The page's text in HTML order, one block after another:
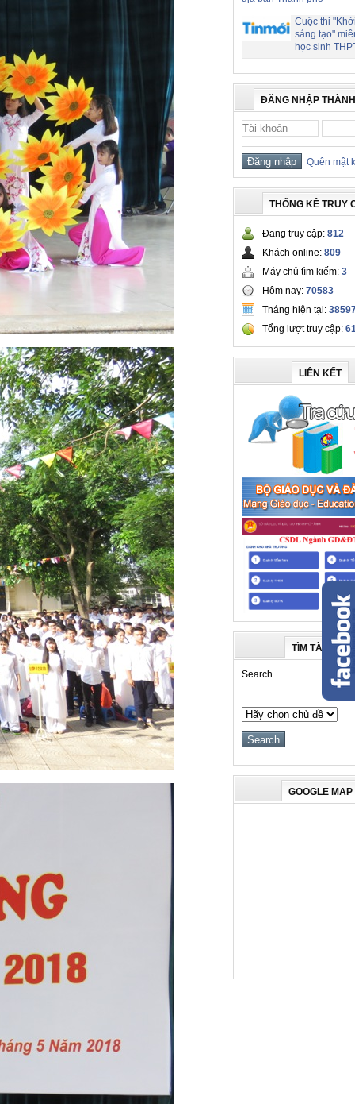
Cuộc thi
sáng tạo"
học sinh
ĐĂNG NHẬP
Quên mật
THỐNG KÊ TRUY
Đang truy cập: 812
Khách online: 809
Máy chủ tìm kiếm: 3
Hôm nay: 70583
Tháng hiện tại:
Tổng lượt truy cập:
LIÊN KẾT
TÌM TÀI LIỆU
Search
GOOGLE MAP